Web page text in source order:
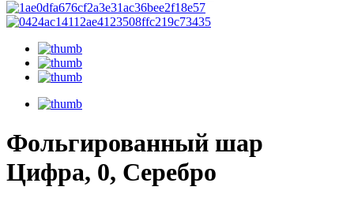
Фольгированный шар
Цифра, 0, Серебро